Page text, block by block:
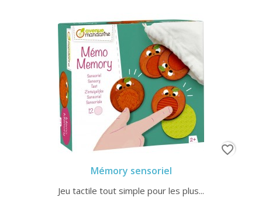
Mémory sensoriel
Jeu tactile tout simple pour les plus...
favorite_border